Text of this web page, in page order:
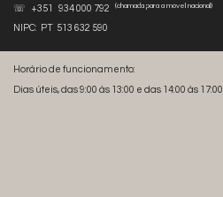
☏ +351 934 000 792 (chamada para a móvel nacional)
NIPC: PT 513 632 590
Horário de funcionamento:
Dias úteis, das 9:00 às 13:00 e das 14:00 às 17:00